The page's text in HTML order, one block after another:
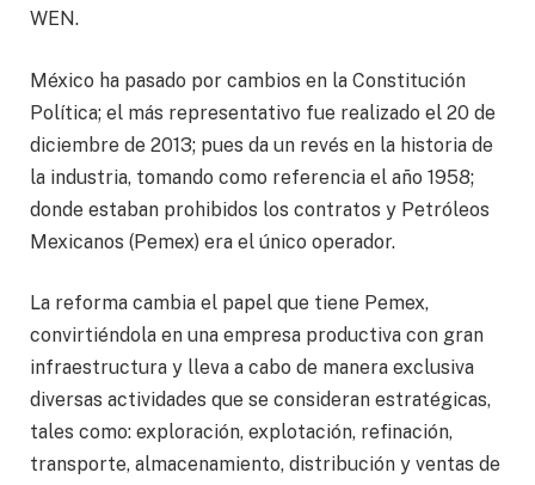
WEN.
México ha pasado por cambios en la Constitución
Política; el más representativo fue realizado el 20 de
diciembre de 2013; pues da un revés en la historia de
la industria, tomando como referencia el año 1958;
donde estaban prohibidos los contratos y Petróleos
Mexicanos (Pemex) era el único operador.
La reforma cambia el papel que tiene Pemex,
convirtiéndola en una empresa productiva con gran
infraestructura y lleva a cabo de manera exclusiva
diversas actividades que se consideran estratégicas,
tales como: exploración, explotación, refinación,
transporte, almacenamiento, distribución y ventas de